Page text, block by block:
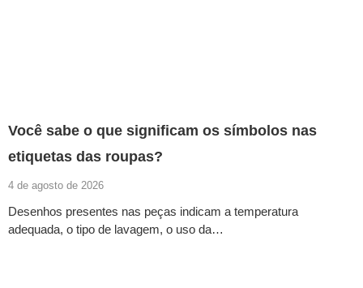
Você sabe o que significam os símbolos nas
etiquetas das roupas?
4 de agosto de 2026
Desenhos presentes nas peças indicam a temperatura
adequada, o tipo de lavagem, o uso da…